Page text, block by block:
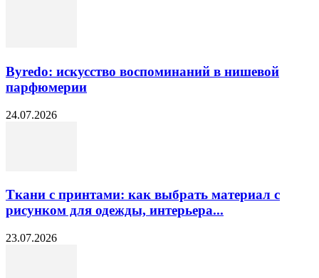
Byredo: искусство воспоминаний в нишевой
парфюмерии
24.07.2026
Ткани с принтами: как выбрать материал с
рисунком для одежды, интерьера...
23.07.2026